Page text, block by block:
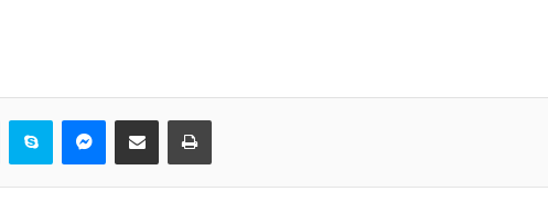
LinkedinSkype Messenger
Partager par email Imprimer